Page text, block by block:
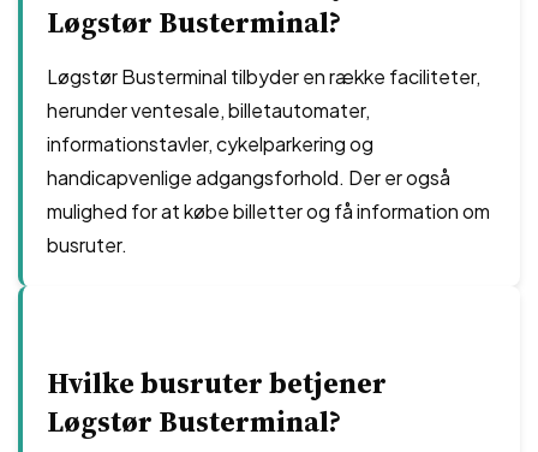
Løgstør Busterminal?
Løgstør Busterminal tilbyder en række faciliteter,
herunder ventesale, billetautomater,
informationstavler, cykelparkering og
handicapvenlige adgangsforhold. Der er også
mulighed for at købe billetter og få information om
busruter.
Hvilke busruter betjener
Løgstør Busterminal?